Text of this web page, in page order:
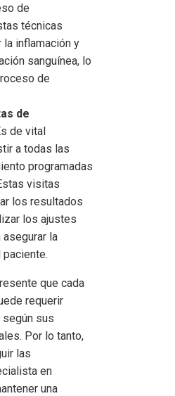
de
técnicas
la inflamación y
sanguínea, lo
de
de
de vital
a todas las
programadas
visitas
los resultados
los ajustes
la
que cada
requerir
sus
Por lo tanto,
las
en
una